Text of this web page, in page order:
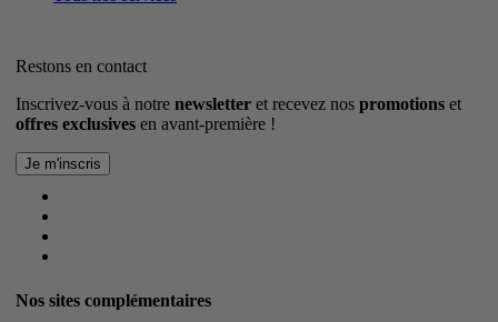
Restons en contact
Inscrivez-vous à notre newsletter et recevez nos promotions et
offres exclusives en avant-première !
Nos sites complémentaires